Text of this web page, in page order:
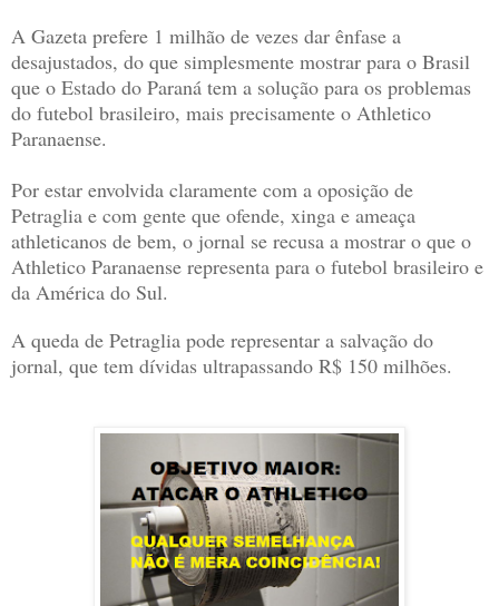
A Gazeta prefere 1 milhão de vezes dar ênfase a
desajustados, do que simplesmente mostrar para o Brasil
que o Estado do Paraná tem a solução para os problemas
do futebol brasileiro, mais precisamente o Athletico
Paranaense.
Por estar envolvida claramente com a oposição de
Petraglia e com gente que ofende, xinga e ameaça
athleticanos de bem, o jornal se recusa a mostrar o que o
Athletico Paranaense representa para o futebol brasileiro e
da América do Sul.
A queda de Petraglia pode representar a salvação do
jornal, que tem dívidas ultrapassando R$ 150 milhões.